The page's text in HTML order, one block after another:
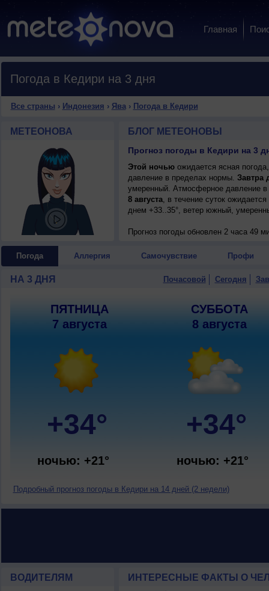
Главная
Погода в Кедири на 3 дня
Все страны › Индонезия › Ява› Погода в Кедири
МЕТЕОНОВА БЛОГ МЕТЕОНОВЫ
Прогноз погоды в Кедири на 3
Этой ночьюожидается ясная
давление в пределах нормы. Завтра
умеренный. Атмосферное давление
8 августа, в течение суток
днем +33..35°, ветер южный,
Прогноз погоды обновлен 2 часа 49
Погода Аллергия Самочувствие Профи
НА 3 ДНЯ Почасовой Сегодня
ПЯТНИЦА
7 августа
+34°
ночью: +21°
СУББОТА
8 августа
+34°
ночью: +21°
Подробный прогноз погоды в Кедири на 14 дней (2 недели)
ВОДИТЕЛЯМ ИНТЕРЕСНЫЕ ФАКТЫ О